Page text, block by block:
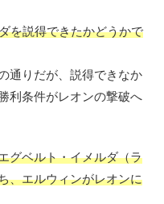
を説得できたかどうかで
通りだが、説得できなか
利条件がレオンの撃破へ
グベルト・イメルダ（ラ
、エルウィンがレオンに